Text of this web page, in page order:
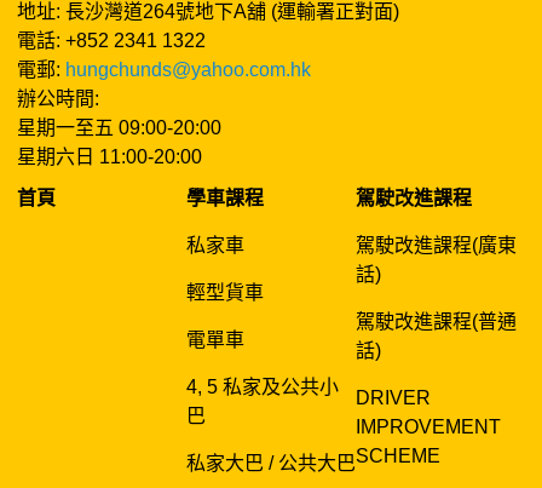
地址: 長沙灣道264號地下A舖 (運輸署正對面)
電話: +852 2341 1322
電郵: hungchunds@yahoo.com.hk
辦公時間:
星期一至五 09:00-20:00
星期六日 11:00-20:00
首頁
學車課程
私家車
輕型貨車
電單車
4, 5 私家及公共小
巴
私家大巴 / 公共大巴
駕駛改進課程
駕駛改進課程(廣東
話)
駕駛改進課程(普通
話)
DRIVER
IMPROVEMENT
SCHEME